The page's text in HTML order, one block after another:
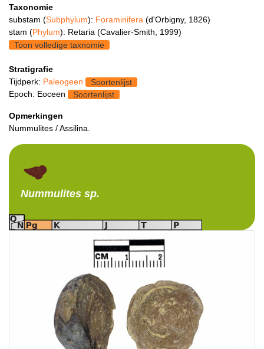
Taxonomie
substam (Subphylum): Foraminifera (d'Orbigny, 1826)
stam (Phylum): Retaria (Cavalier-Smith, 1999)
Toon volledige taxnomie
Stratigrafie
Tijdperk: Paleogeen
Soortenlijst
Epoch: Eoceen
Soortenlijst
Opmerkingen
Nummulites / Assilina.
Nummulites sp.